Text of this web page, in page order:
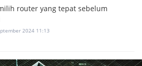
router yang tepat sebelum
2024 11:13